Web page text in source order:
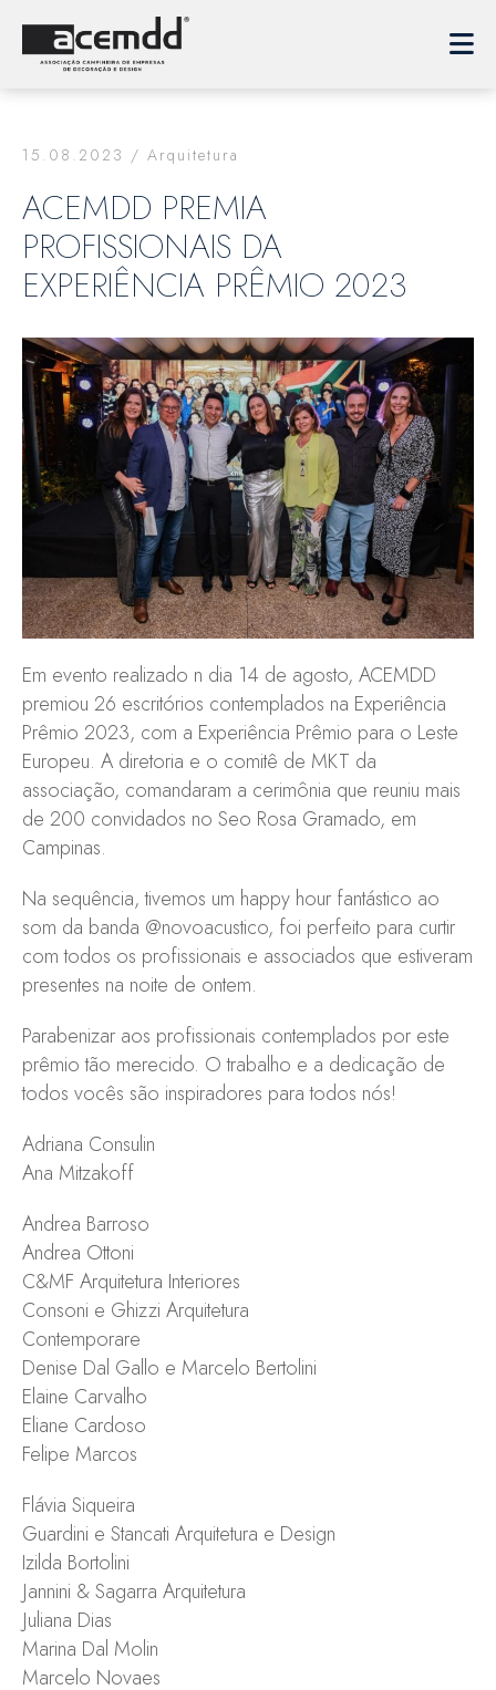
15.08.2023 / Arquitetura
ACEMDD PREMIA
PROFISSIONAIS DA
EXPERIÊNCIA PRÊMIO 2023
Em evento realizado n dia 14 de agosto, ACEMDD
premiou 26 escritórios contemplados na Experiência
Prêmio 2023, com a Experiência Prêmio para o Leste
Europeu. A diretoria e o comitê de MKT da
associação, comandaram a cerimônia que reuniu mais
de 200 convidados no Seo Rosa Gramado, em
Campinas.
Na sequência, tivemos um happy hour fantástico ao
som da banda @novoacustico, foi perfeito para curtir
com todos os profissionais e associados que estiveram
presentes na noite de ontem.
Parabenizar aos profissionais contemplados por este
prêmio tão merecido. O trabalho e a dedicação de
todos vocês são inspiradores para todos nós!
Adriana Consulin
Ana Mitzakoff
Andrea Barroso
Andrea Ottoni
C&MF Arquitetura Interiores
Consoni e Ghizzi Arquitetura
Contemporare
Denise Dal Gallo e Marcelo Bertolini
Elaine Carvalho
Eliane Cardoso
Felipe Marcos
Flávia Siqueira
Guardini e Stancati Arquitetura e Design
Izilda Bortolini
Jannini & Sagarra Arquitetura
Juliana Dias
Marina Dal Molin
Marcelo Novaes